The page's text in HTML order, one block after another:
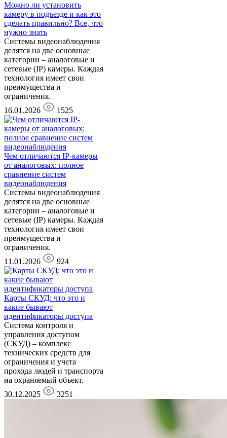
Можно ли установить
камеру в подъезде и как это
сделать правильно? Все, что
нужно знать
Системы видеонаблюдения
делятся на две основные
категории – аналоговые и
сетевые (IP) камеры. Каждая
технология имеет свои
преимущества и
ограничения.
16.01.2026
1525
Чем отличаются IP-камеры
от аналоговых: полное
сравнение систем
видеонаблюдения
Системы видеонаблюдения
делятся на две основные
категории – аналоговые и
сетевые (IP) камеры. Каждая
технология имеет свои
преимущества и
ограничения.
11.01.2026
924
Карты СКУД: что это и
какие бывают
идентификаторы доступа
Система контроля и
управления доступом
(СКУД) – комплекс
технических средств для
ограничения и учета
прохода людей и транспорта
на охраняемый объект.
30.12.2025
3251